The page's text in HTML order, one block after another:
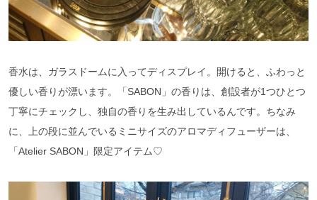
香水は、ガラスドームに入ってディスプレイ。開けると、ふわっと
優しい香りが漂います。「SABON」の香りは、創設者が1つひとつ
丁寧にチェックし、独自の香りを生み出しているんです。ちなみ
に、上の段に並んでいるミニサイズのアロマディフューザーは、
「Atelier SABON」限定アイテム♡